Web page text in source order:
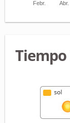
Febr. Abr.
Tiempo